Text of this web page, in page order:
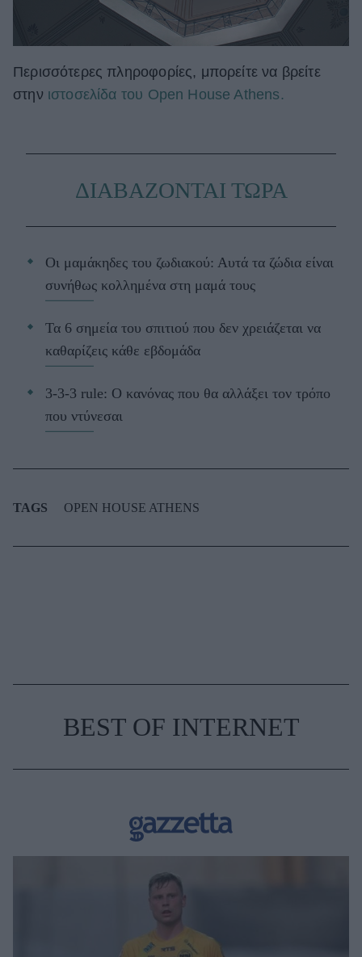
Περισσότερες πληροφορίες, μπορείτε να βρείτε
στην ιστοσελίδα του Open House Athens.
ΔΙΑΒΑΖΟΝΤΑΙ ΤΩΡΑ
Οι μαμάκηδες του ζωδιακού: Αυτά τα ζώδια είναι
συνήθως κολλημένα στη μαμά τους
Τα 6 σημεία του σπιτιού που δεν χρειάζεται να
καθαρίζεις κάθε εβδομάδα
3-3-3 rule: Ο κανόνας που θα αλλάξει τον τρόπο
που ντύνεσαι
TAGS OPEN HOUSE ATHENS
BEST OF INTERNET